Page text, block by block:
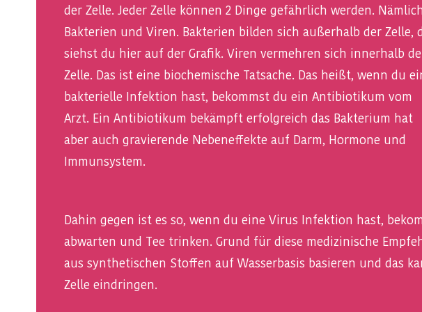
der Zelle. Jeder Zelle können 2 Dinge gefährlich werden. Nämlich
Bakterien und Viren. Bakterien bilden sich außerhalb der Zelle,
siehst du hier auf der Grafik. Viren vermehren sich innerhalb
Zelle. Das ist eine biochemische Tatsache. Das heißt, wenn du
bakterielle Infektion hast, bekommst du ein Antibiotikum vom
Arzt. Ein Antibiotikum bekämpft erfolgreich das Bakterium hat
aber auch gravierende Nebeneffekte auf Darm, Hormone und
Immunsystem.
Dahin gegen ist es so, wenn du eine Virus Infektion hast,
abwarten und Tee trinken. Grund für diese medizinische
aus synthetischen Stoffen auf Wasserbasis basieren und das
Zelle eindringen.